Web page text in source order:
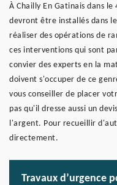
À Chailly En Gatinais dans
devront être installés dans
réaliser des opérations de
ces interventions qui sont
convier des experts en la
doivent s'occuper de ce
vous conseiller de placer
pas qu'il dresse aussi un
l'argent. Pour recueillir
directement.
Travaux d’urgence